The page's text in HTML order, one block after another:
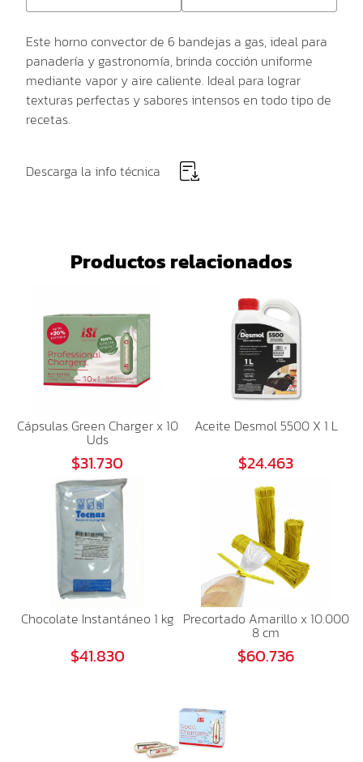
Este horno convector de 6 bandejas a gas, ideal para
panadería y gastronomía, brinda cocción uniforme
mediante vapor y aire caliente. Ideal para lograr
texturas perfectas y sabores intensos en todo tipo de
recetas.
Descarga la info técnica
Productos relacionados
Cápsulas Green Charger x 10
Uds
$31.730
Aceite Desmol 5500 X 1 L
$24.463
Chocolate Instantáneo 1 kg
$41.830
Precortado Amarillo x 10.000
8 cm
$60.736